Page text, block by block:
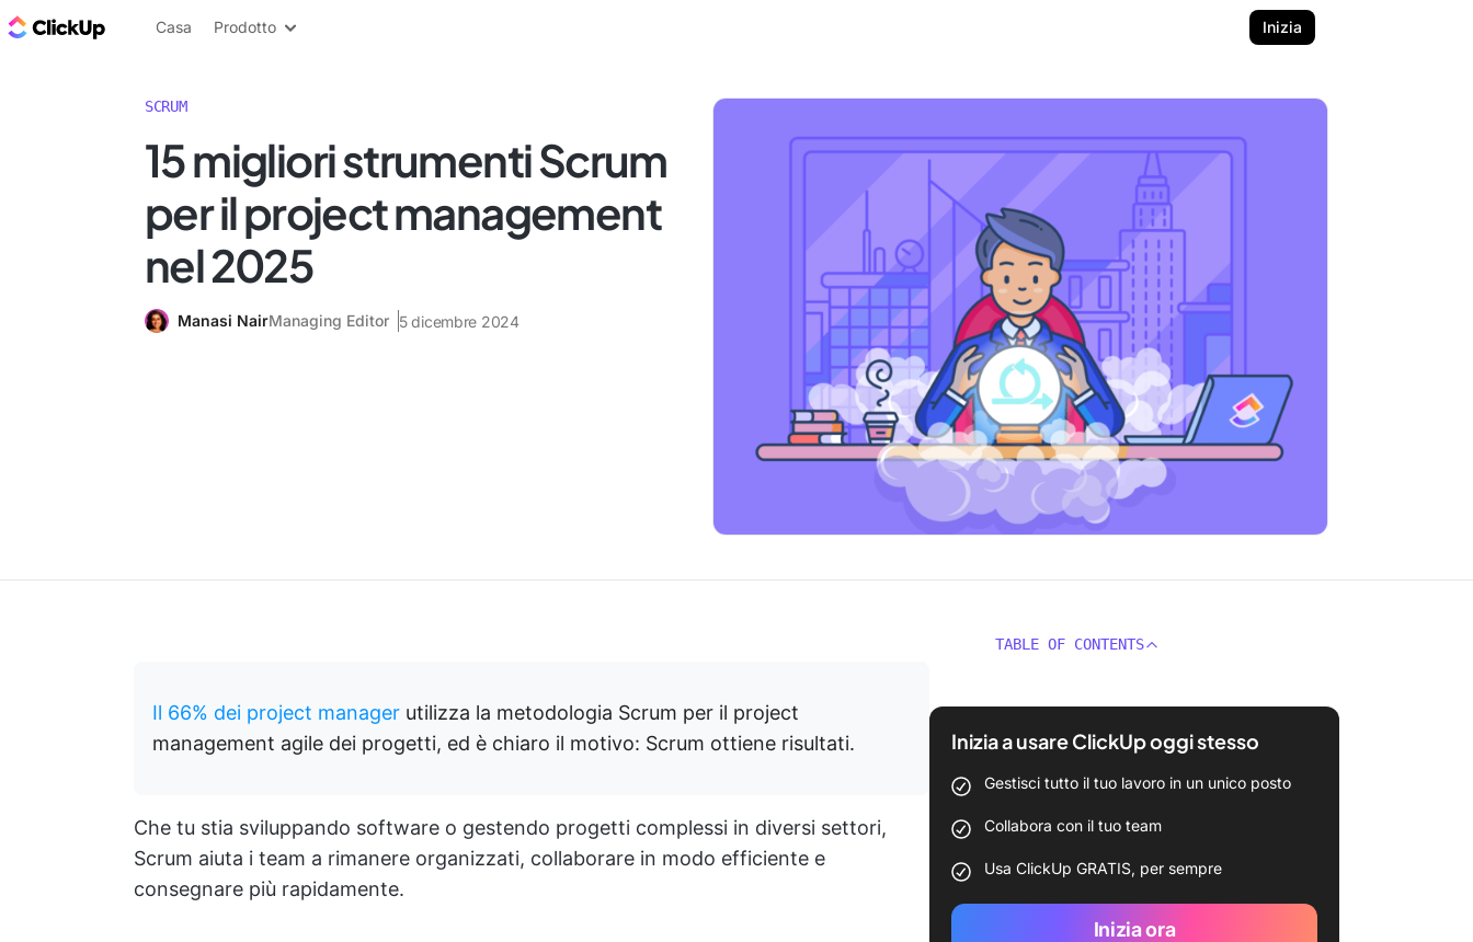
Blog di ClickUp
Casa Prodotto Inizia
SCRUM
15 migliori strumenti Scrum
per il project management
nel 2025
Manasi NairManaging Editor 5 dicembre 2024
Il 66% dei project manager utilizza la metodologia Scrum per il project
management agile dei progetti, ed è chiaro il motivo: Scrum ottiene risultati.
Che tu stia sviluppando software o gestendo progetti complessi in diversi settori,
Scrum aiuta i team a rimanere organizzati, collaborare in modo efficiente e
consegnare più rapidamente.
TABLE OF CONTENTS
Inizia a usare ClickUp oggi stesso
Gestisci tutto il tuo lavoro in un unico posto
Collabora con il tuo team
Usa ClickUp GRATIS, per sempre
Inizia ora